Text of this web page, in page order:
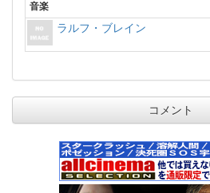
音楽
ラルフ・ブレイン
コメント